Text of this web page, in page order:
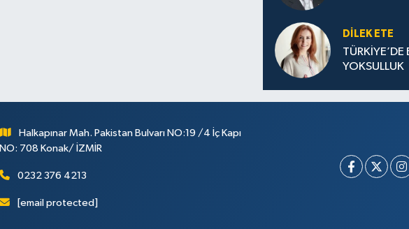
DILEK ETE
TÜRKİYE’DE
YOKSULLUK
Halkapınar Mah. Pakistan Bulvarı NO:19 /4 İç Kapı
NO: 708 Konak/ İZMİR
0232 376 4213
[email protected]